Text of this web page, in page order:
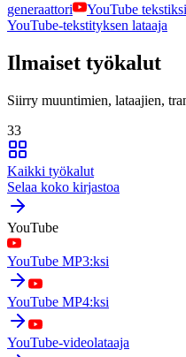
generaattori
YouTube tekstiksi
YouTube-tekstityksen lataaja
Ilmaiset työkalut
Siirry muuntimien, lataajien,
33
Kaikki työkalut
Selaa koko kirjastoa
YouTube
YouTube MP3:ksi
YouTube MP4:ksi
YouTube-videolataaja